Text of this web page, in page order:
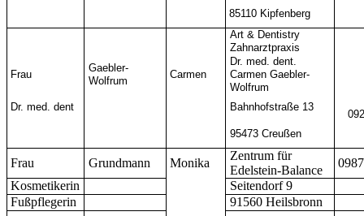
85110 Kipfenberg
Art & Dentistry
Zahnarztpraxis
Frau
Gaebler-
Wolfrum
Carmen
Dr. med. dent.
Carmen Gaebler-
Wolfrum
Dr. med. dent
Bahnhofstraße 13
95473 Creußen
Frau Grundmann Monika
Zentrum für
Edelstein-Balance
Kosmetikerin
Seitendorf 9
Fußpflegerin
91560 Heilsbronn